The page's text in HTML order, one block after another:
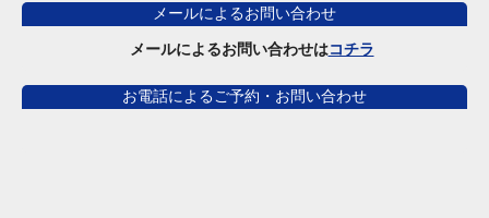
メールによるお問い合わせ
メールによるお問い合わせはコチラ
お電話によるご予約・お問い合わせ